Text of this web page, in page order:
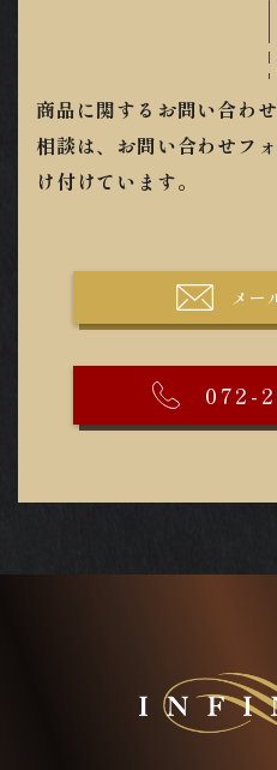
商品に関するお問い合わ
相談は、お問い合わせフ
け付けています。
メー
072-